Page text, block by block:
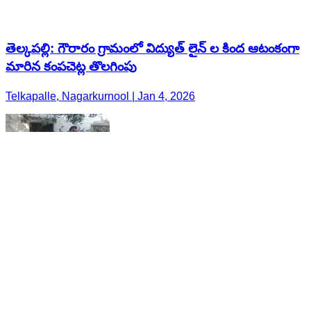
తెల్కపల్లి: గౌరారం గ్రామంలో విద్యుత్ లైన్ ల కింద ఆటంకంగా
మారిన కంపచెట్ల తొలగింపు
Telkapalle, Nagarkurnool | Jan 4, 2026